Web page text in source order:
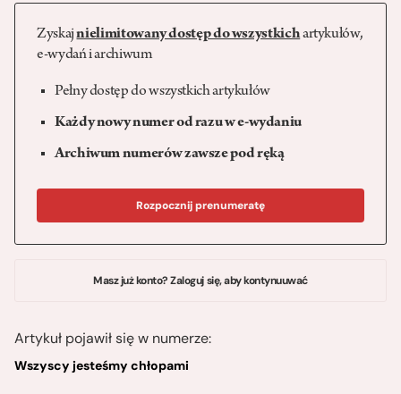
Zyskajnielimitowany dostęp do wszystkichartykułów,
e-wydań i archiwum
Pełny dostęp do wszystkich artykułów
Każdy nowy numer od razu w e-wydaniu
Archiwum numerów zawsze pod ręką
Rozpocznij prenumeratę
Masz już konto? Zaloguj się, aby kontynuuwać
Artykuł pojawił się w numerze:
Wszyscy jesteśmy chłopami